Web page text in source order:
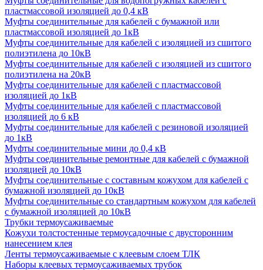
пластмассовой изоляцией до 0,4 кВ
Муфты соединительные для кабелей с бумажной или
пластмассовой изоляцией до 1кВ
Муфты соединительные для кабелей с изоляцией из сшитого
полиэтилена до 10кВ
Муфты соединительные для кабелей с изоляцией из сшитого
полиэтилена на 20кВ
Муфты соединительные для кабелей с пластмассовой
изоляцией до 1кВ
Муфты соединительные для кабелей с пластмассовой
изоляцией до 6 кВ
Муфты соединительные для кабелей с резиновой изоляцией
до 1кВ
Муфты соединительные мини до 0,4 кВ
Муфты соединительные ремонтные для кабелей с бумажной
изоляцией до 10кВ
Муфты соединительные с составным кожухом для кабелей с
бумажной изоляцией до 10кВ
Муфты соединительные со стандартным кожухом для кабелей
с бумажной изоляцией до 10кВ
Трубки термоусаживаемые
Кожухи толстостенные термоусадочные с двусторонним
нанесением клея
Ленты термоусаживаемые с клеевым слоем ТЛК
Наборы клеевых термоусаживаемых трубок